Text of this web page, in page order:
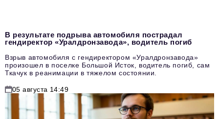
В результате подрыва автомобиля пострадал
гендиректор «Уралдронзавода», водитель погиб
Взрыв автомобиля с гендиректором «Уралдронзавода»
произошел в поселке Большой Исток, водитель погиб, сам
Ткачук в реанимации в тяжелом состоянии.
05 августа 14:49